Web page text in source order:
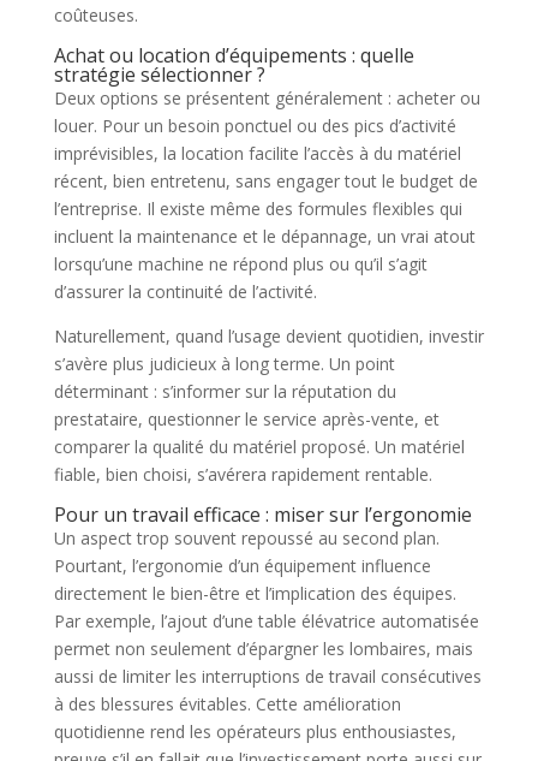
coûteuses.
Achat ou location d’équipements : quelle
stratégie sélectionner ?
Deux options se présentent généralement : acheter ou
louer. Pour un besoin ponctuel ou des pics d’activité
imprévisibles, la location facilite l’accès à du matériel
récent, bien entretenu, sans engager tout le budget de
l’entreprise. Il existe même des formules flexibles qui
incluent la maintenance et le dépannage, un vrai atout
lorsqu’une machine ne répond plus ou qu’il s’agit
d’assurer la continuité de l’activité.
Naturellement, quand l’usage devient quotidien, investir
s’avère plus judicieux à long terme. Un point
déterminant : s’informer sur la réputation du
prestataire, questionner le service après-vente, et
comparer la qualité du matériel proposé. Un matériel
fiable, bien choisi, s’avérera rapidement rentable.
Pour un travail efficace : miser sur l’ergonomie
Un aspect trop souvent repoussé au second plan.
Pourtant, l’ergonomie d’un équipement influence
directement le bien-être et l’implication des équipes.
Par exemple, l’ajout d’une table élévatrice automatisée
permet non seulement d’épargner les lombaires, mais
aussi de limiter les interruptions de travail consécutives
à des blessures évitables. Cette amélioration
quotidienne rend les opérateurs plus enthousiastes,